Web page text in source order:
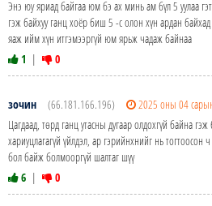
Энэ юу яриад байгаа юм бэ ах минь ам бүл 5 уулаа
гэж байхуу ганц хоёр биш 5 -с олон хүн ардан
яаж ийм хүн итгэмээргүй юм ярьж чадаж байнаа
1 | 0
зочин (66.181.166.196)
2025 оны 04
Цагдаад, төрд ганц утасны дугаар олдохгүй байна
хариуцлагагүй үйлдэл, ар гэрийнхнийг нь тогтоосон
бол байж болмооргүй шалтаг шүү
6 | 0